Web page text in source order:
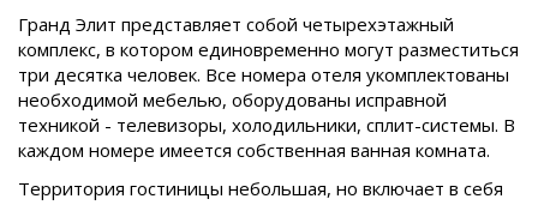
Гранд Элит представляет собой четырехэтажный
комплекс, в котором единовременно могут разместиться
три десятка человек. Все номера отеля укомплектованы
необходимой мебелью, оборудованы исправной
техникой - телевизоры, холодильники, сплит-системы. В
каждом номере имеется собственная ванная комната.
Территория гостиницы небольшая, но включает в себя